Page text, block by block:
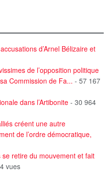
d’Arnel Bélizaire et
de l’opposition politique
Commission de Fa... - 57 167
dans l’Artibonite - 30 964
créent une autre
de l’ordre démocratique,
retire du mouvement et fait
vues